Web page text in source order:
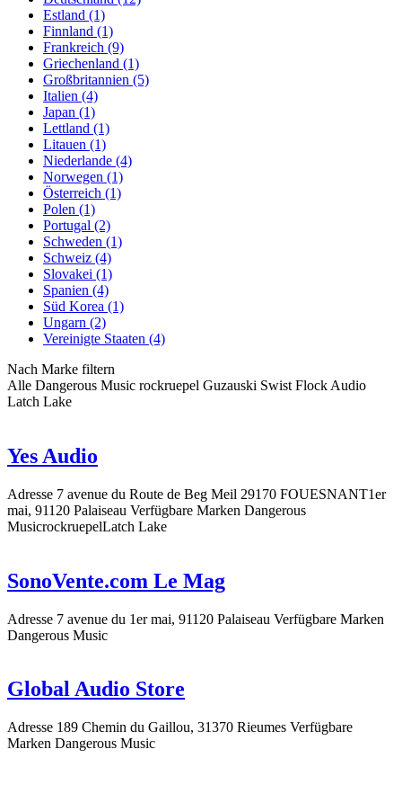
Estland (1)
Finnland (1)
Frankreich (9)
Griechenland (1)
Großbritannien (5)
Italien (4)
Japan (1)
Lettland (1)
Litauen (1)
Niederlande (4)
Norwegen (1)
Österreich (1)
Polen (1)
Portugal (2)
Schweden (1)
Schweiz (4)
Slovakei (1)
Spanien (4)
Süd Korea (1)
Ungarn (2)
Vereinigte Staaten (4)
Nach Marke filtern
Alle Dangerous Music rockruepel Guzauski Swist Flock Audio
Latch Lake
Yes Audio
Adresse 7 avenue du Route de Beg Meil 29170 FOUESNANT1er
mai, 91120 Palaiseau Verfügbare Marken Dangerous
MusicrockruepelLatch Lake
SonoVente.com Le Mag
Adresse 7 avenue du 1er mai, 91120 Palaiseau Verfügbare Marken
Dangerous Music
Global Audio Store
Adresse 189 Chemin du Gaillou, 31370 Rieumes Verfügbare
Marken Dangerous Music